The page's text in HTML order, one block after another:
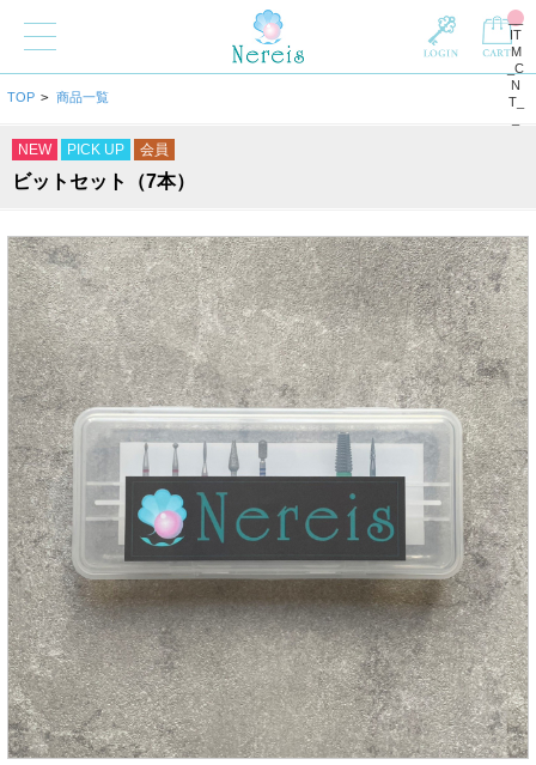
__
IT
M
_C
N
T_
TOP > 商品一覧
NEW PICK UP 会員
ビットセット（7本）